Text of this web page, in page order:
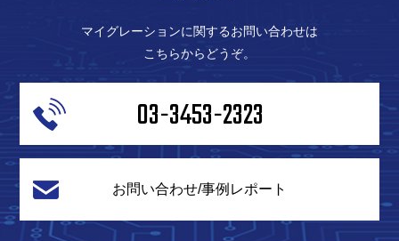
マイグレーションに関するお問い合わせは
こちらからどうぞ。
03-3453-2323
お問い合わせ/事例レポート